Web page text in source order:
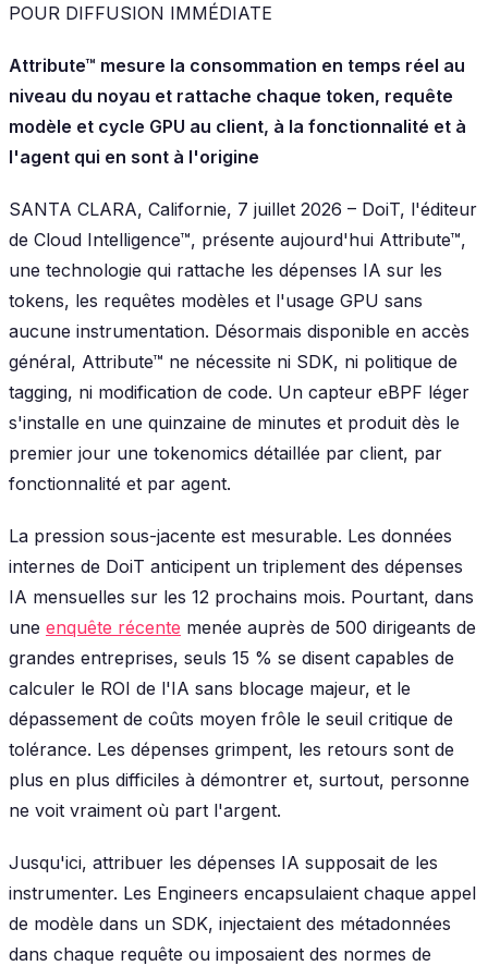
POUR DIFFUSION IMMÉDIATE
Attribute™ mesure la consommation en temps réel au
niveau du noyau et rattache chaque token, requête
modèle et cycle GPU au client, à la fonctionnalité et à
l'agent qui en sont à l'origine
SANTA CLARA, Californie, 7 juillet 2026 – DoiT, l'éditeur
de Cloud Intelligence™, présente aujourd'hui Attribute™,
une technologie qui rattache les dépenses IA sur les
tokens, les requêtes modèles et l'usage GPU sans
aucune instrumentation. Désormais disponible en accès
général, Attribute™ ne nécessite ni SDK, ni politique de
tagging, ni modification de code. Un capteur eBPF léger
s'installe en une quinzaine de minutes et produit dès le
premier jour une tokenomics détaillée par client, par
fonctionnalité et par agent.
La pression sous-jacente est mesurable. Les données
internes de DoiT anticipent un triplement des dépenses
IA mensuelles sur les 12 prochains mois. Pourtant, dans
une enquête récente menée auprès de 500 dirigeants de
grandes entreprises, seuls 15 % se disent capables de
calculer le ROI de l'IA sans blocage majeur, et le
dépassement de coûts moyen frôle le seuil critique de
tolérance. Les dépenses grimpent, les retours sont de
plus en plus difficiles à démontrer et, surtout, personne
ne voit vraiment où part l'argent.
Jusqu'ici, attribuer les dépenses IA supposait de les
instrumenter. Les Engineers encapsulaient chaque appel
de modèle dans un SDK, injectaient des métadonnées
dans chaque requête ou imposaient des normes de